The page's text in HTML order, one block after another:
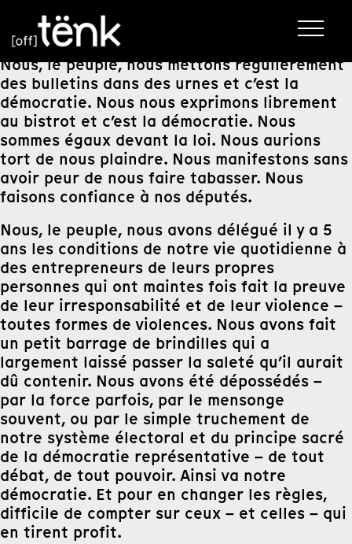
Nous, le peuple, nous mettons régulièrement
des bulletins dans des urnes et c’est la
démocratie. Nous nous exprimons librement
au bistrot et c’est la démocratie. Nous
sommes égaux devant la loi. Nous aurions
tort de nous plaindre. Nous manifestons sans
avoir peur de nous faire tabasser. Nous
faisons confiance à nos députés.
Nous, le peuple, nous avons délégué il y a 5
ans les conditions de notre vie quotidienne à
des entrepreneurs de leurs propres
personnes qui ont maintes fois fait la preuve
de leur irresponsabilité et de leur violence –
toutes formes de violences. Nous avons fait
un petit barrage de brindilles qui a
largement laissé passer la saleté qu’il aurait
dû contenir. Nous avons été dépossédés –
par la force parfois, par le mensonge
souvent, ou par le simple truchement de
notre système électoral et du principe sacré
de la démocratie représentative – de tout
débat, de tout pouvoir. Ainsi va notre
démocratie. Et pour en changer les règles,
difficile de compter sur ceux – et celles – qui
en tirent profit.